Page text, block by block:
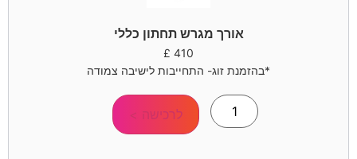
אורך מגרש תחתון כללי
410
£
*בהזמנת זוג- התחייבות לישיבה צמודה
לרכישה >